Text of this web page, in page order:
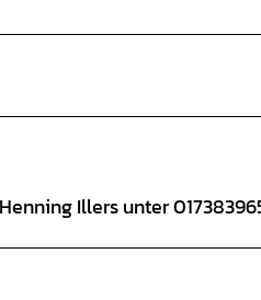
Illers unter